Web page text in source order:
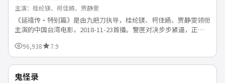
主演： 桂纶镁、柯佳嬿、贾静雯
《延禧传·特别篇》是由九把刀执导，桂纶镁、柯佳嬿、贾静雯领衔
主演的中国台湾电影，2018-11-23首播。警匪对决步步紧逼，正邪
96,938 7.9
韩国
鬼怪录